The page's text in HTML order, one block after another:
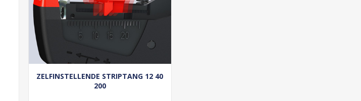
ZELFINSTELLENDE STRIPTANG 12 40
200